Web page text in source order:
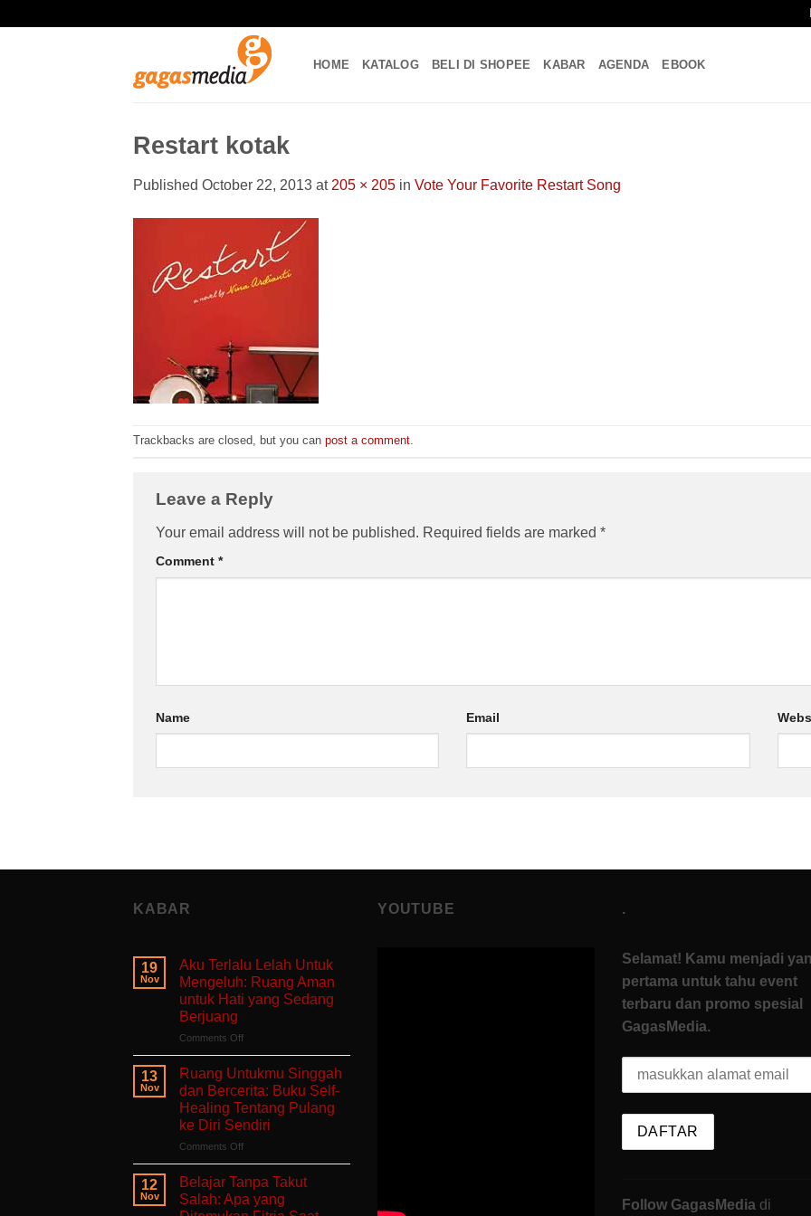
HOME KATALOG BELI DI SHOPEE KABAR AGENDA EBOOK
Restart kotak
Published October 22, 2013 at 205 × 205 in Vote Your Favorite Restart Song
Trackbacks are closed, but you can post a comment
Leave a Reply
Your email address will not be published. Required fields are marked *
Comment *
Name Email
KABAR
19
Nov
Aku Terlalu Lelah Untuk
Mengeluh: Ruang Aman
untuk Hati yang Sedang
Berjuang
Comments Offon
Terlalu
Lelah
Untuk
Mengeluh:
Ruang
Aman
yang
Sedang
13
Nov
Ruang Untukmu Singgah
dan Bercerita: Buku Self-
Healing Tentang Pulang
ke Diri Sendiri
Comments Offon
Untukmu
Singgah
dan
12
Nov
Belajar Tanpa Takut
Salah: Apa yang
YOUTUBE .
Selamat! Kamu menjadi
pertama untuk tahu event
terbaru dan promo spesial
GagasMedia.
Follow GagasMedia di